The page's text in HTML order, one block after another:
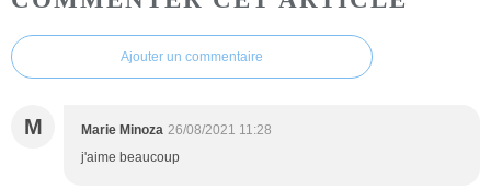
Ajouter un commentaire
M Marie Minoza 26/08/2021 11:28
j'aime beaucoup